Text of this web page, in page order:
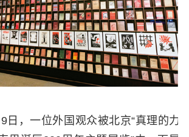
日，一位外国观众被北京“真理的力